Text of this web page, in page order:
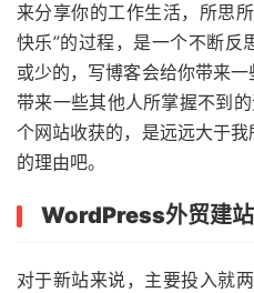
来分享你的工作生活，所思
快乐”的过程，是一个不断反
或少的，写博客会给你带来
带来一些其他人所掌握不到
个网站收获的，是远远大于
的理由吧。
WordPress外贸建站
对于新站来说，主要投入就